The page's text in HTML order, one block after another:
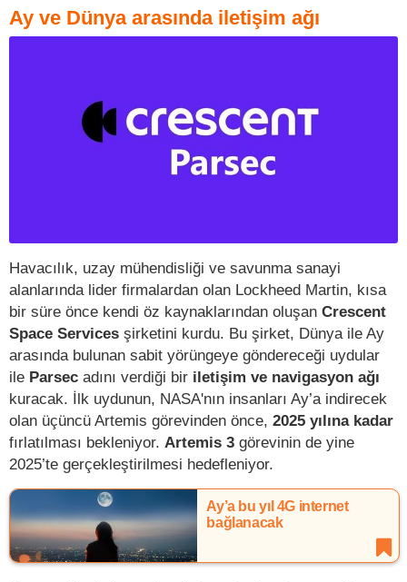
Ay ve Dünya arasında iletişim ağı
Havacılık, uzay mühendisliği ve savunma sanayi
alanlarında lider firmalardan olan Lockheed Martin, kısa
bir süre önce kendi öz kaynaklarından oluşan Crescent
Space Services şirketini kurdu. Bu şirket, Dünya ile Ay
arasında bulunan sabit yörüngeye göndereceği uydular
ile Parsec adını verdiği bir iletişim ve navigasyon ağı
kuracak. İlk uydunun, NASA'nın insanları Ay’a indirecek
olan üçüncü Artemis görevinden önce, 2025 yılına kadar
fırlatılması bekleniyor. Artemis 3 görevinin de yine
2025’te gerçekleştirilmesi hedefleniyor.
Ay’a bu yıl 4G internet
bağlanacak